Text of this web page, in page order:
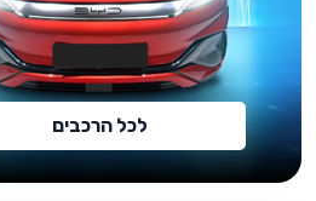
לכל הרכבים